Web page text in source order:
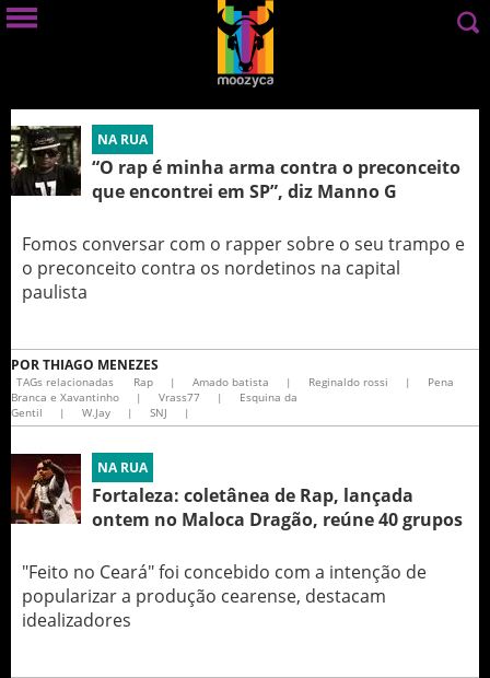
NA RUA
“O rap é minha arma contra o preconceito
que encontrei em SP”, diz Manno G
Fomos conversar com o rapper sobre o seu trampo e
o preconceito contra os nordetinos na capital
paulista
PORTHIAGO MENEZES
TAGs relacionadas Rap | Amado batista | Reginaldo rossi |
Pena
Branca e Xavantinho
| Vrass77 |
Esquina da
Gentil
| W.Jay | SNJ |
NA RUA
Fortaleza: coletânea de Rap, lançada
ontem no Maloca Dragão, reúne 40 grupos
"Feito no Ceará" foi concebido com a intenção de
popularizar a produção cearense, destacam
idealizadores